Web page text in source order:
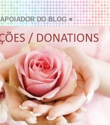
DO BLOG ♥